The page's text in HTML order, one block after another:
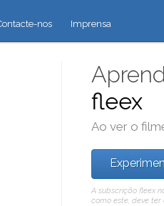
nos Imprensa
fleex
Ao ver o
A subscrição fleex
como este, deve